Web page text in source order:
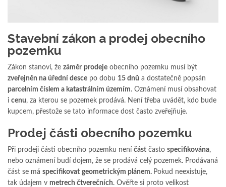
Stavební zákon a prodej obecního
pozemku
Zákon stanoví, že záměr prodeje obecního pozemku musí být
zveřejněn na úřední desce po dobu 15 dnů a dostatečně popsán
parcelním číslem a katastrálním územím. Oznámení musí obsahovat
i cenu, za kterou se pozemek prodává. Není třeba uvádět, kdo bude
kupcem, přestože se tato informace dost často zveřejňuje.
Prodej části obecního pozemku
Při prodeji části obecního pozemku není část často specifikována,
nebo oznámení budí dojem, že se prodává celý pozemek. Prodávaná
část se má specifikovat geometrickým plánem. Pokud neexistuje,
tak údajem v metrech čtverečních. Ověřte si proto velikost